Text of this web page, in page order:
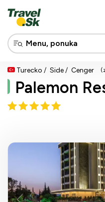
Turecko Side Cenger
Palemon